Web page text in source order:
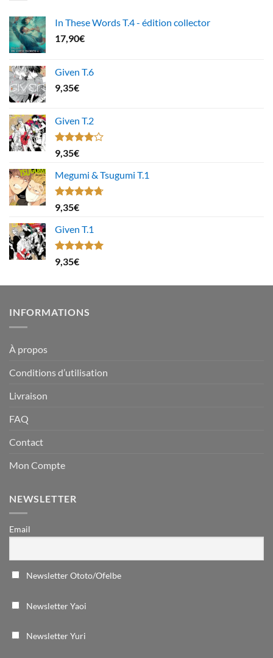
In These Words T.4 - édition collector
17,90€
Given T.6
9,35€
Given T.2
Note
4.00
5
9,35€
Megumi & Tsugumi T.1
Note4.67
sur 5
9,35€
Given T.1
Note5.00
sur 5
9,35€
INFORMATIONS
À propos
Conditions d’utilisation
Livraison
FAQ
Contact
Mon Compte
NEWSLETTER
Email
Newsletter Ototo/Ofelbe
Newsletter Yaoi
Newsletter Yuri